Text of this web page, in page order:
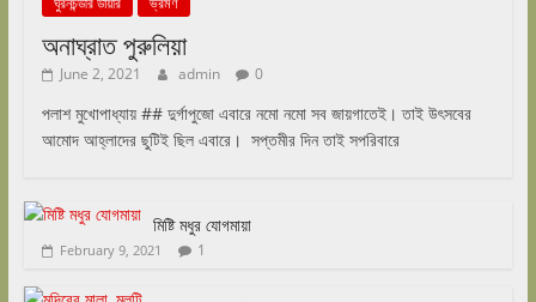
অনাঘ্রাত পুরুলিয়া
June 2, 2021 admin 0
পলাশ মুখোপাধ্যায় ## দুর্গাপুজো এবারে নমো নমো সব জায়গাতেই। তাই উৎসবের
আমোদ আহ্লাদের ছুটিই ছিল এবারে। সপ্তমীর দিন তাই সপরিবারে
মিষ্টি মধুর যোগমায়া
February 9, 2021 1